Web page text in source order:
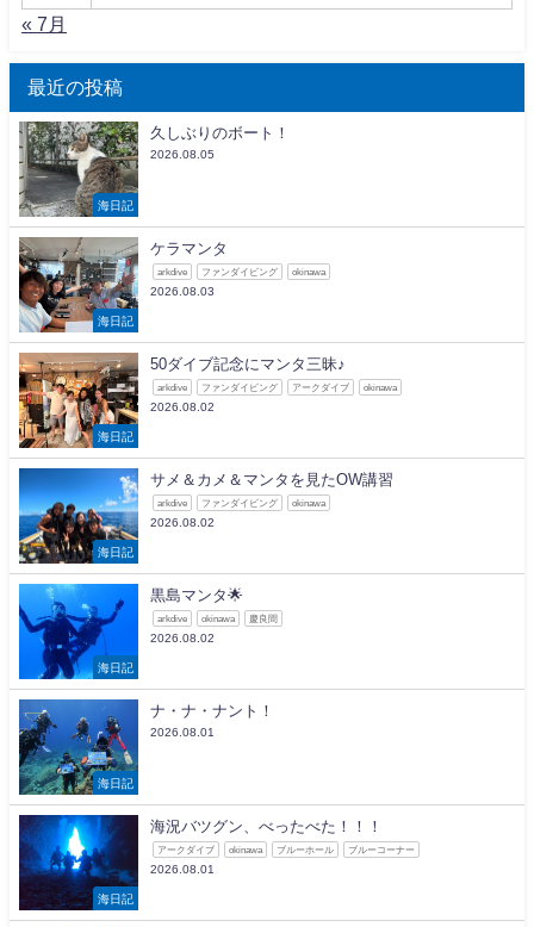
« 7月
最近の投稿
海日記
久しぶりのボート！
2026.08.05
海日記
ケラマンタ
arkdive ファンダイビング okinawa
2026.08.03
海日記
50ダイブ記念にマンタ三昧♪
arkdive ファンダイビング アークダイブ okinawa
2026.08.02
海日記
サメ＆カメ＆マンタを見たOW講習
arkdive ファンダイビング okinawa
2026.08.02
海日記
黒島マンタ🌟
arkdive okinawa 慶良間
2026.08.02
海日記
ナ・ナ・ナント！
2026.08.01
海日記
海況バツグン、べったべた！！！
アークダイブ okinawa ブルーホール ブルーコーナー
2026.08.01